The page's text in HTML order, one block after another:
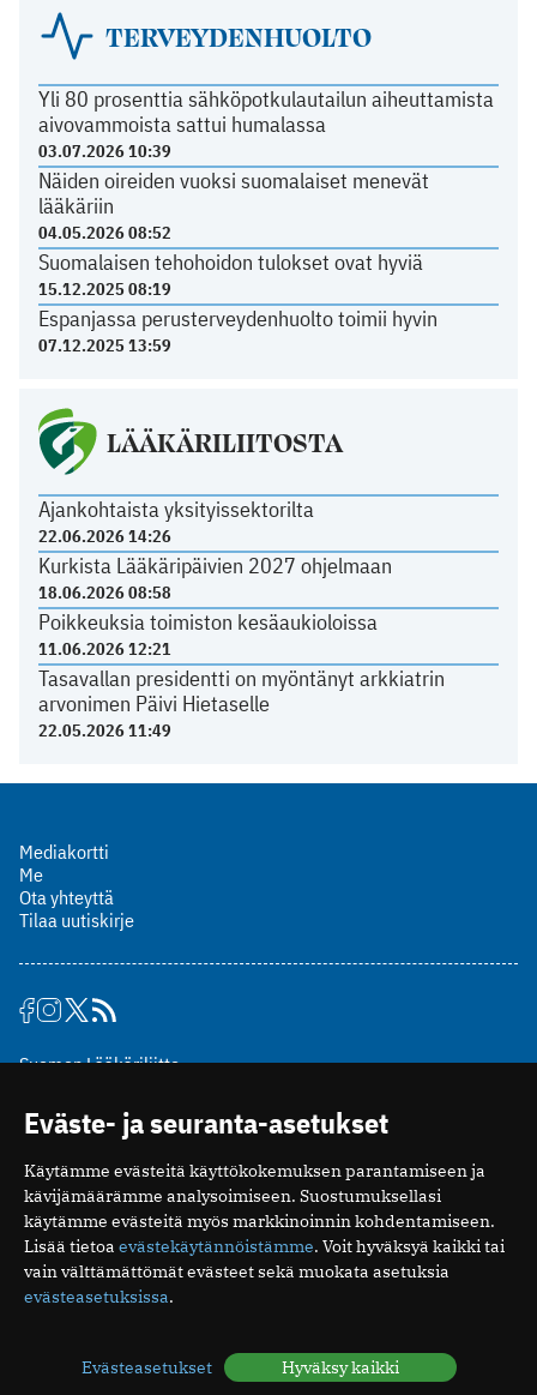
TERVEYDENHUOLTO
Yli 80 prosenttia sähköpotkulautailun aiheuttamista
aivovammoista sattui humalassa
03.07.2026 10:39
Näiden oireiden vuoksi suomalaiset menevät
lääkäriin
04.05.2026 08:52
Suomalaisen tehohoidon tulokset ovat hyviä
15.12.2025 08:19
Espanjassa perusterveydenhuolto toimii hyvin
07.12.2025 13:59
LÄÄKÄRILIITOSTA
Ajankohtaista yksityissektorilta
22.06.2026 14:26
Kurkista Lääkäripäivien 2027 ohjelmaan
18.06.2026 08:58
Poikkeuksia toimiston kesäaukioloissa
11.06.2026 12:21
Tasavallan presidentti on myöntänyt arkkiatrin
arvonimen Päivi Hietaselle
22.05.2026 11:49
Mediakortti
Me
Ota yhteyttä
Tilaa uutiskirje
Suomen Lääkäriliitto
00510 Helsinki
puh. (09) 393 091
toimitus@potilaanlaakarilehti.fi
ISSN 2323-9476
Eväste- ja seuranta-asetukset
Käytämme evästeitä käyttökokemuksen parantamiseen ja
kävijämäärämme analysoimiseen. Suostumuksellasi
käytämme evästeitä myös markkinoinnin kohdentamiseen.
Lisää tietoa evästekäytännöistämme. Voit hyväksyä kaikki tai
vain välttämättömät evästeet sekä muokata asetuksia
evästeasetuksissa.
Evästeasetukset Hyväksy kaikki